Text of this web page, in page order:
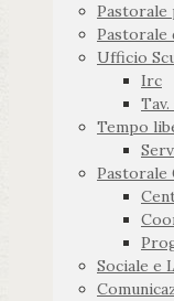
Pastorale
Pastorale
Ufficio
Irc
Tempo
Pastorale
Sociale e